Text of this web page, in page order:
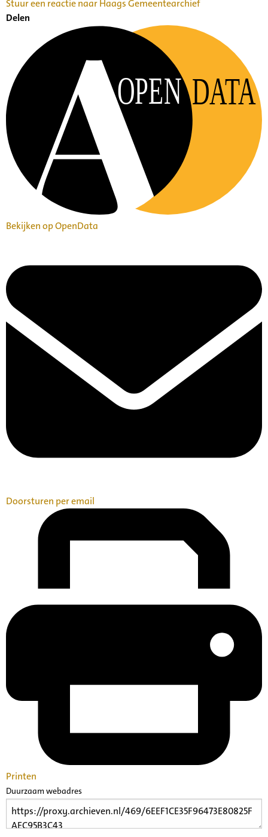
Stuur een reactie naar Haags Gemeentearchief
Delen
OPEN DATA
Bekijken op OpenData
Doorsturen per email
Printen
Duurzaam webadres